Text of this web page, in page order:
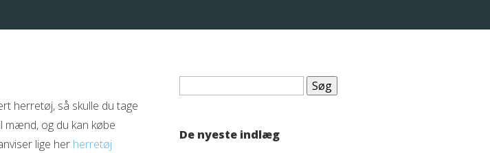
herretøj, så skulle du tage
mænd, og du kan købe
lige her herretøj
Søg
De nyeste indlæg